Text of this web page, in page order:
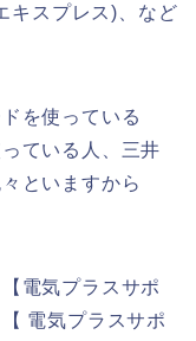
キスプレス)、など
を使っている
ている人、三井
といますから
電気プラスサポ
電気プラスサポ